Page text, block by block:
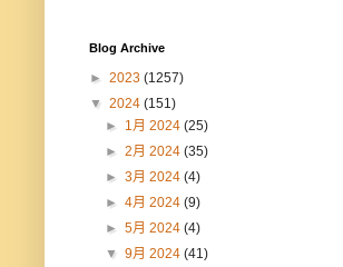
Blog Archive
► 2023 (1257)
▼ 2024 (151)
► 1月 2024(25)
►2月 2024(35)
►3月 2024(4)
►4月 2024(9)
►5月 2024(4)
▼9月 2024(41)